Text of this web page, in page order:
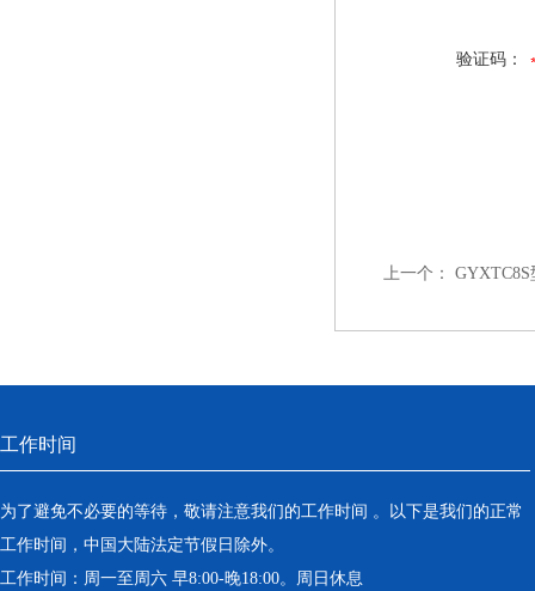
验证码：
上一个：
工作时间
为了避免不必要的等待，敬请注意我们的工作时间 。以下是我们的正常
工作时间，中国大陆法定节假日除外。
工作时间：周一至周六 早8:00-晚18:00。周日休息